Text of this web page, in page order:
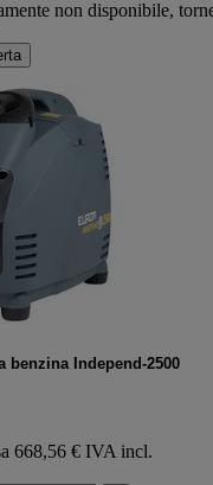
non disponibile,
benzina Independ-2500
668,56 € IVA incl.